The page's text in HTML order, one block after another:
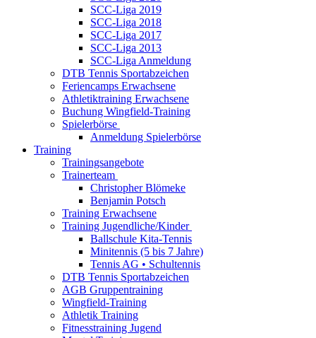
SCC-Liga 2019
SCC-Liga 2018
SCC-Liga 2017
SCC-Liga 2013
SCC-Liga Anmeldung
DTB Tennis Sportabzeichen
Feriencamps Erwachsene
Athletiktraining Erwachsene
Buchung Wingfield-Training
Spielerbörse
Anmeldung Spielerbörse
Training
Trainingsangebote
Trainerteam
Christopher Blömeke
Benjamin Potsch
Training Erwachsene
Training Jugendliche/Kinder
Ballschule Kita-Tennis
Minitennis (5 bis 7 Jahre)
Tennis AG • Schultennis
DTB Tennis Sportabzeichen
AGB Gruppentraining
Wingfield-Training
Athletik Training
Fitnesstraining Jugend